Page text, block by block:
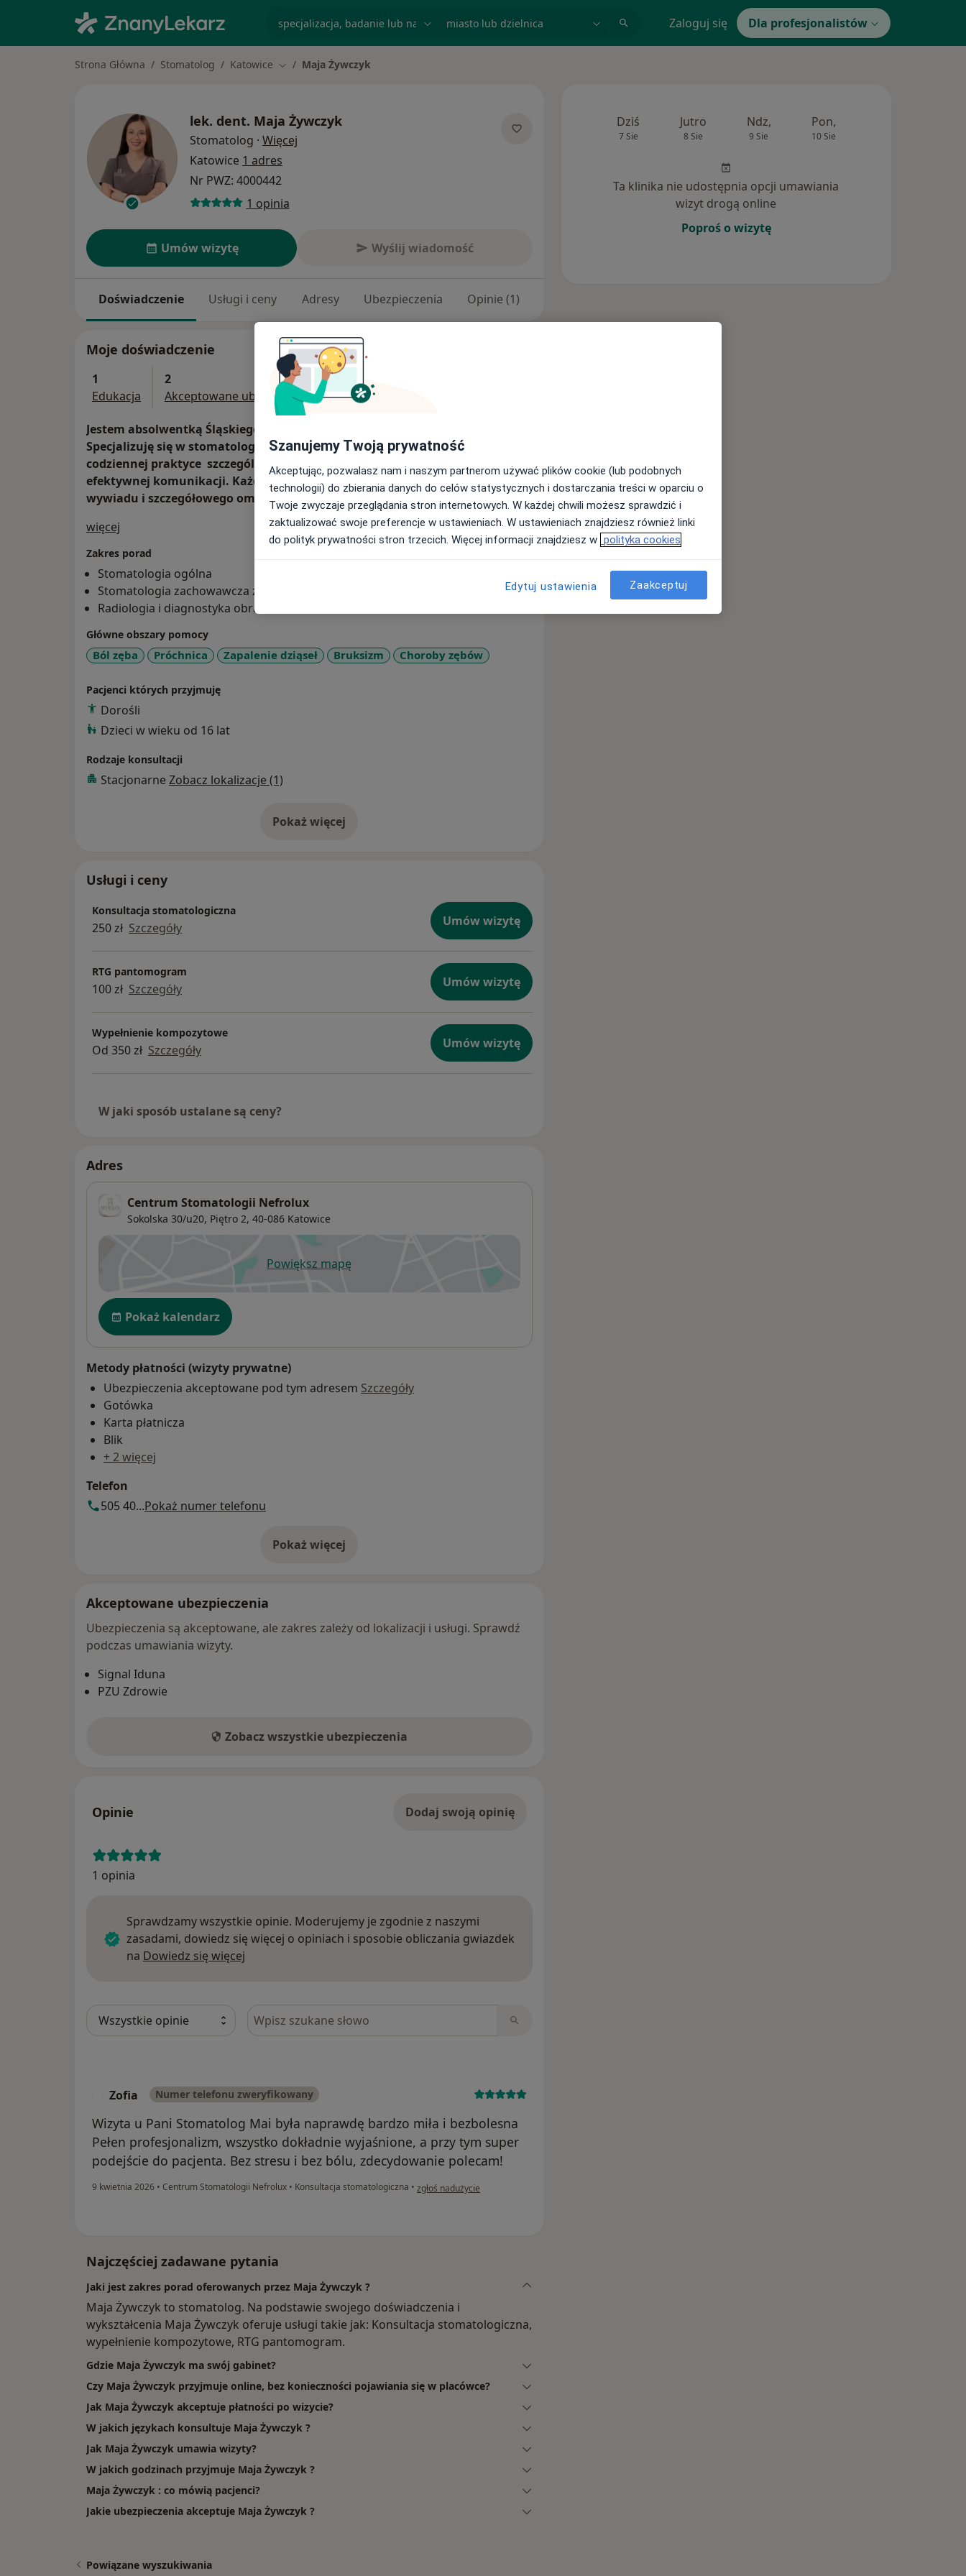
Zaloguj się Dla profesjonalistów
Strona Główna Stomatolog Katowice Zmień miasto
Maja Żywczyk
lek. dent. Maja Żywczyk
Stomatolog · Więcej
Katowice 1 adres
Nr PWZ: 4000442
1 opinia
Umów wizytę Wyślij wiadomość
Doświadczenie Usługi i ceny Adresy Ubezpieczenia Opinie (1)
Moje doświadczenie
1
Edukacja
2
Akceptowane ubezpieczenia
Jestem absolwentką Śląskiego Uniwersytetu Medycznego w Katowicach.
Specjalizuję się w stomatologii zachowawczej z endodoncją. W swojej
codziennej praktyce szczególną wagę przykładam do komfortu pacjenta i
efektywnej komunikacji. Każde leczenie rozpoczynam od dokładnego
wywiadu i szczegółowego omówienia potrzeb i oczekiwań Pacjenta.
więcej
Zakres porad
Stomatologia ogólna
Stomatologia zachowawcza z endodoncją
Radiologia i diagnostyka obrazowa
Główne obszary pomocy
Ból zęba Próchnica Zapalenie dziąseł Bruksizm Choroby zębów
Pacjenci których przyjmuję
Dorośli
Dzieci w wieku od 16 lat
Rodzaje konsultacji
Stacjonarne Zobacz lokalizacje (1)
Pokaż więcejo doświadczeniu
Usługi i ceny
Konsultacja stomatologiczna
250 zł Szczegóły Umów wizytę
RTG pantomogram
100 zł Szczegóły Umów wizytę
Wypełnienie kompozytowe
Od 350 zł Szczegóły Umów wizytę
W jaki sposób ustalane są ceny?
Adres
Centrum Stomatologii Nefrolux
Sokolska 30/u20, Piętro 2, 40-086 Katowice
Powiększ mapęotwiera się w nowej karcie
Dostępność
Pokaż kalendarz
Metody płatności (wizyty prywatne)
Ubezpieczenia akceptowane pod tym adresem Szczegóły
Gotówka
Karta płatnicza
Blik
+ 2 więcej
Telefon
505 40...Pokaż numer telefonu
Pokaż więcej
o adresie
Akceptowane ubezpieczenia
Ubezpieczenia są akceptowane, ale zakres zależy od lokalizacji i usługi. Sprawdź
podczas umawiania wizyty.
Signal Iduna
PZU Zdrowie
Zobacz wszystkie ubezpieczenia
Opinie Dodaj swoją opinię
1 opinia
Sprawdzamy wszystkie opinie. Moderujemy je zgodnie z naszymi
zasadami, dowiedz się więcej o opiniach i sposobie obliczania gwiazdek
na Dowiedz się więcej
Szukaj w opiniach
Zofia Numer telefonu zweryfikowany
Wizyta u Pani Stomatolog Mai była naprawdę bardzo miła i bezbolesna
Pełen profesjonalizm, wszystko dokładnie wyjaśnione, a przy tym super
podejście do pacjenta. Bez stresu i bez bólu, zdecydowanie polecam!
9 kwietnia 2026 • Centrum Stomatologii Nefrolux • Konsultacja stomatologiczna • w opinii użytkownika Zofia
zgłoś nadużycie
Najczęściej zadawane pytania
Jaki jest zakres porad oferowanych przez Maja Żywczyk ?
Maja Żywczyk to stomatolog. Na podstawie swojego doświadczenia i
wykształcenia Maja Żywczyk oferuje usługi takie jak: Konsultacja stomatologiczna,
wypełnienie kompozytowe, RTG pantomogram.
Gdzie Maja Żywczyk ma swój gabinet?
Czy Maja Żywczyk przyjmuje online, bez konieczności pojawiania się w placówce?
Jak Maja Żywczyk akceptuje płatności po wizycie?
W jakich językach konsultuje Maja Żywczyk ?
Jak Maja Żywczyk umawia wizyty?
W jakich godzinach przyjmuje Maja Żywczyk ?
Maja Żywczyk : co mówią pacjenci?
Jakie ubezpieczenia akceptuje Maja Żywczyk ?
Dziś
7 Sie
Jutro
8 Sie
Ndz,
9 Sie
Pon,
10 Sie
Ta klinika nie udostępnia opcji umawiania
wizyt drogą online
Poproś o wizytę
Powiązane wyszukiwania
Szanujemy Twoją prywatność
Akceptując, pozwalasz nam i naszym partnerom używać plików cookie (lub podobnych
technologii) do zbierania danych do celów statystycznych i dostarczania treści w oparciu o
Twoje zwyczaje przeglądania stron internetowych. W każdej chwili możesz sprawdzić i
zaktualizować swoje preferencje w ustawieniach. W ustawieniach znajdziesz również linki
do polityk prywatności stron trzecich. Więcej informacji znajdziesz w polityka cookies
Edytuj ustawienia Zaakceptuj